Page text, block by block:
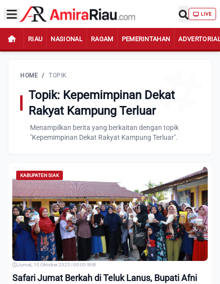
LIVE
RIAU NASIONAL RAGAM PEMERINTAHAN
HOME / TOPIK
Topik: Kepemimpinan Dekat
Rakyat Kampung Terluar
Menampilkan berita yang berkaitan dengan topik
"Kepemimpinan Dekat Rakyat Kampung Terluar".
KABUPATEN SIAK
Jumat, 10 Oktober 2025 | 00:00 WIB
Safari Jumat Berkah di Teluk Lanus, Bupati Afni